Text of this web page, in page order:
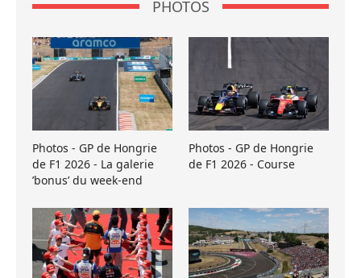
PHOTOS
Photos - GP de Hongrie
de F1 2026 - La galerie
’bonus’ du week-end
Photos - GP de Hongrie
de F1 2026 - Course